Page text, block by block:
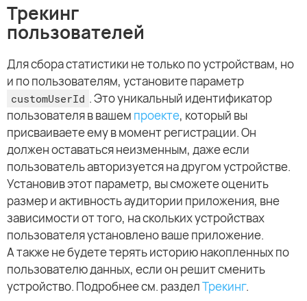
Трекинг
пользователей
Для сбора статистики не только по устройствам, но
и по пользователям, установите параметр
customUserId . Это уникальный идентификатор
пользователя в вашем проекте, который вы
присваиваете ему в момент регистрации. Он
должен оставаться неизменным, даже если
пользователь авторизуется на другом устройстве.
Установив этот параметр, вы сможете оценить
размер и активность аудитории приложения, вне
зависимости от того, на скольких устройствах
пользователя установлено ваше приложение.
А также не будете терять историю накопленных по
пользователю данных, если он решит сменить
устройство. Подробнее см. разделТрекинг.